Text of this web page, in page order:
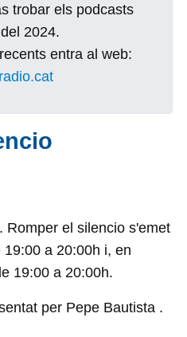
trobar els podcasts
2024.
entra al web:
Romper el silencio s'emet
a 20:00h i, en
19:00 a 20:00h.
per Pepe Bautista .